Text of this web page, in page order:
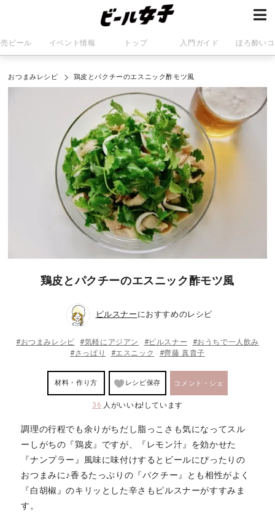
ビール イベント情報 トップ 入門ガイド ほろ酔い
おつまみレシピ 鶏皮とパクチーのエスニック酢モツ風
鶏皮とパクチーのエスニック酢モツ風
ピルスナー におすすめのレシピ
#おつまみレシピ #気軽にアジアン #ピルスナー
#おうちで一人飲み
#さっぱり
#エスニック #齊藤 真貴子
材料・作り方 レシピ保存 コメント・シェ
36 人がいいね!しています
調理の行程でも余りがちだし脂っこさも気になってスル
ーしがちの『鶏皮』ですが、『レモン汁』を効かせた
『ナンプラー』風味に味付けするとビールにぴったりの
おつまみに♪香るたっぷりの『パクチー』とも相性がよく
『白胡椒』のキリッとした辛さもピルスナーがすすみま
す。